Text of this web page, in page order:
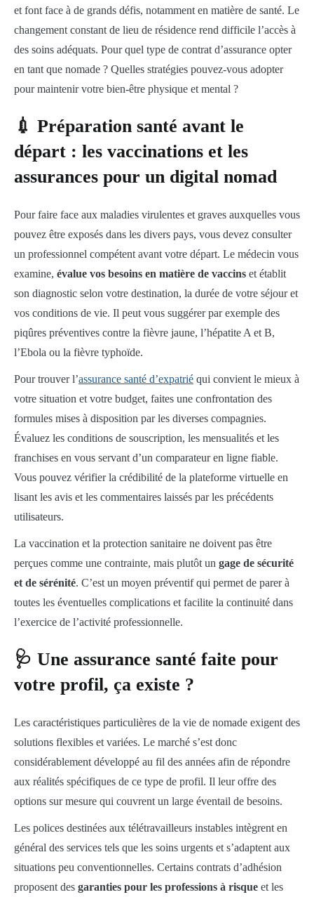
et font face à de grands défis, notamment en matière de santé. Le
changement constant de lieu de résidence rend difficile l’accès à
des soins adéquats. Pour quel type de contrat d’assurance opter
en tant que nomade ? Quelles stratégies pouvez-vous adopter
pour maintenir votre bien-être physique et mental ?
💉 Préparation santé avant le
départ : les vaccinations et les
assurances pour un digital nomad
Pour faire face aux maladies virulentes et graves auxquelles vous
pouvez être exposés dans les divers pays, vous devez consulter
un professionnel compétent avant votre départ. Le médecin vous
examine, évalue vos besoins en matière de vaccins et établit
son diagnostic selon votre destination, la durée de votre séjour et
vos conditions de vie. Il peut vous suggérer par exemple des
piqûres préventives contre la fièvre jaune, l’hépatite A et B,
l’Ebola ou la fièvre typhoïde.
Pour trouver l’assurance santé d’expatrié qui convient le mieux à
votre situation et votre budget, faites une confrontation des
formules mises à disposition par les diverses compagnies.
Évaluez les conditions de souscription, les mensualités et les
franchises en vous servant d’un comparateur en ligne fiable.
Vous pouvez vérifier la crédibilité de la plateforme virtuelle en
lisant les avis et les commentaires laissés par les précédents
utilisateurs.
La vaccination et la protection sanitaire ne doivent pas être
perçues comme une contrainte, mais plutôt un gage de sécurité
et de sérénité. C’est un moyen préventif qui permet de parer à
toutes les éventuelles complications et facilite la continuité dans
l’exercice de l’activité professionnelle.
🩺 Une assurance santé faite pour
votre profil, ça existe ?
Les caractéristiques particulières de la vie de nomade exigent des
solutions flexibles et variées. Le marché s’est donc
considérablement développé au fil des années afin de répondre
aux réalités spécifiques de ce type de profil. Il leur offre des
options sur mesure qui couvrent un large éventail de besoins.
Les polices destinées aux télétravailleurs instables intègrent en
général des services tels que les soins urgents et s’adaptent aux
situations peu conventionnelles. Certains contrats d’adhésion
proposent des garanties pour les professions à risque et les